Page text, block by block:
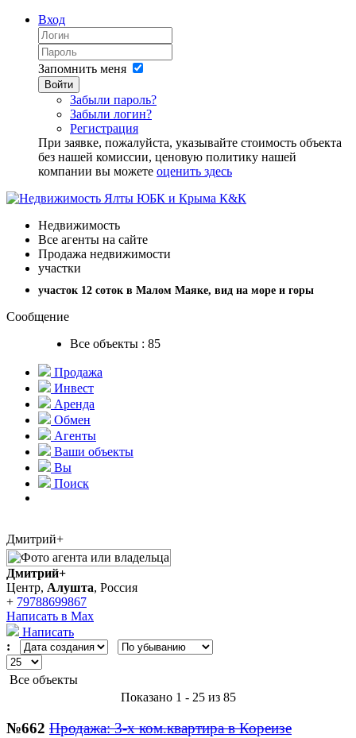
Вход
Запомнить меня
Войти
Забыли пароль?
Забыли логин?
Регистрация
При заявке, пожалуйста, указывайте стоимость объекта
без нашей комиссии, ценовую политику нашей
компании вы можете оценить здесь
Недвижимость
Все агенты на сайте
Продажа недвижимости
участки
участок 12 соток в Малом Маяке, вид на море и горы
Сообщение
Все объекты : 85
Продажа
Инвест
Аренда
Обмен
Агенты
Ваши объекты
Вы
Поиск
Дмитрий+
Дмитрий+
Центр, Алушта, Россия
+ 79788699867
Написать в Max
Написать
:
Все объекты
Показано 1 - 25 из 85
№662 Продажа: 3-х ком.квартира в Кореизе